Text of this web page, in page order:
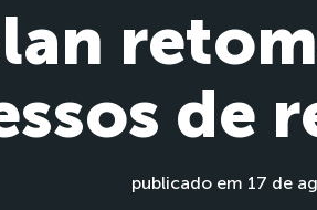
de
publicado em 17 de